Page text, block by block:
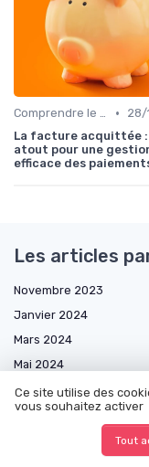
Comprendre le Recouvrement de Créances •
28/
La facture acquittée
atout pour une
efficace des
Les articles
Novembre 2023
Janvier 2024
Mars 2024
Mai 2024
Juillet 2024
Décembre 2024
Ce site utilise des
vous souhaitez activer
Tout